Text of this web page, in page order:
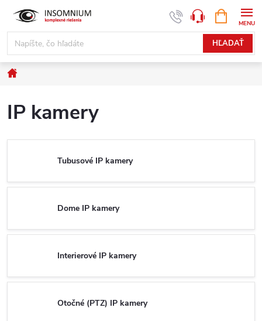
obsah
HĽADAŤ
KOŠÍK
IP kamery
Tubusové IP kamery
Dome IP kamery
Interierové IP kamery
Otočné (PTZ) IP kamery
www.insomnium.sk - Chat